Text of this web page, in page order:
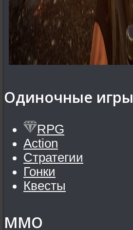
Одиночные игры
RPG
Action
Стратегии
Гонки
Квесты
MMO